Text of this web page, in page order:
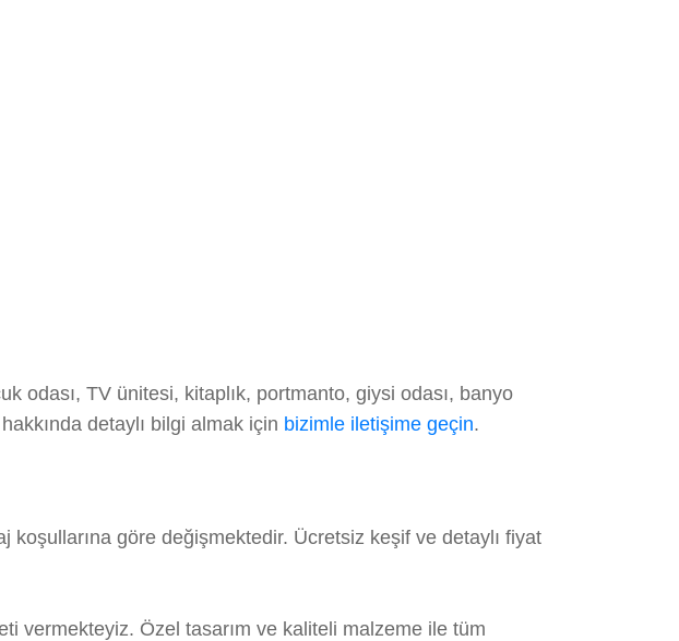
odası, TV ünitesi, kitaplık, portmanto, giysi odası, banyo
detaylı bilgi almak için bizimle iletişime geçin.
koşullarına göre değişmektedir. Ücretsiz keşif ve detaylı fiyat
vermekteyiz. Özel tasarım ve kaliteli malzeme ile tüm